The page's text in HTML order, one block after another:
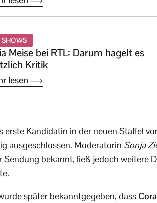
SHOWS
Meise bei RTL: Darum hagelt es
Kritik
lesen
erste Kandidatin in der neuen Staffel
ausgeschlossen. Moderatorin Sonja
bekannt, ließ jedoch weitere
später bekanntgegeben, dass